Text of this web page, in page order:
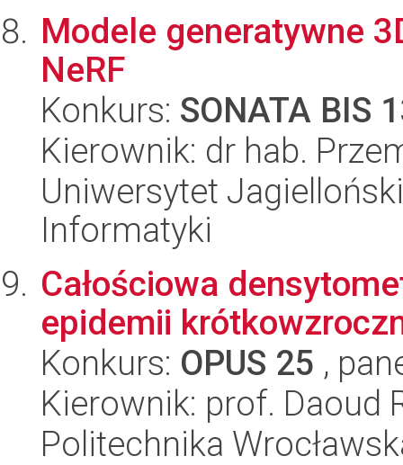
Modele generatywne
NeRF
Konkurs: SONATA BIS
Kierownik: dr hab.
Uniwersytet
Informatyki
Całościowa
epidemii
Konkurs: OPUS 25 ,
Kierownik: prof. Daoud
Politechnika